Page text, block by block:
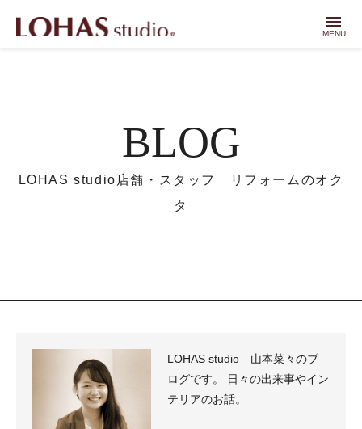
menu
MENU
BLOG
LOHAS studio店舗・スタッフ リフォームのオク
タ
LOHAS studio 山本菜々のブ
ログです。 日々の出来事やイン
テリアのお話。